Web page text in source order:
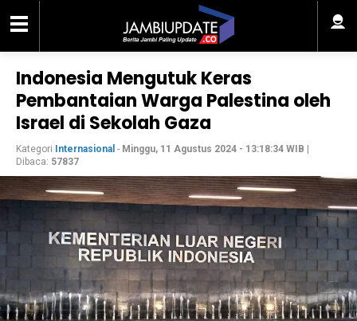
Indonesia Mengutuk Keras
Pembantaian Warga Palestina oleh
Israel di Sekolah Gaza
Kategori Internasional - Minggu, 11 Agustus 2024 - 13:18:34 WIB
Dibaca: 57837